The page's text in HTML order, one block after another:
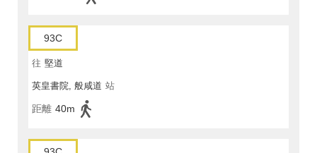
93C
往 堅道
英皇書院, 般咸道 站
距離 40m